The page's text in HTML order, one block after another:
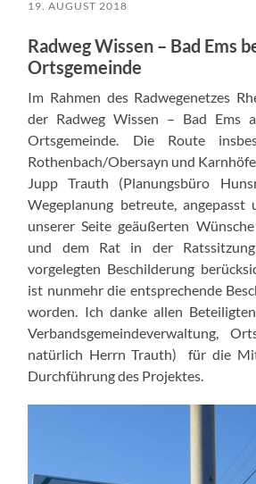
19. AUGUST 2018
Radweg Wissen – Bad Ems
Ortsgemeinde
Im Rahmen des Radwegenetzes
der Radweg Wissen – Bad Ems
Ortsgemeinde. Die Route
Rothenbach/Obersayn und
Jupp Trauth (Planungsbüro
Wegeplanung betreute,
unserer Seite geäußerten
und dem Rat in der
vorgelegten Beschilderung
ist nunmehr die entsprechende
worden. Ich danke allen
Verbandsgemeindeverwaltung,
natürlich Herrn Trauth) für die
Durchführung des Projektes.